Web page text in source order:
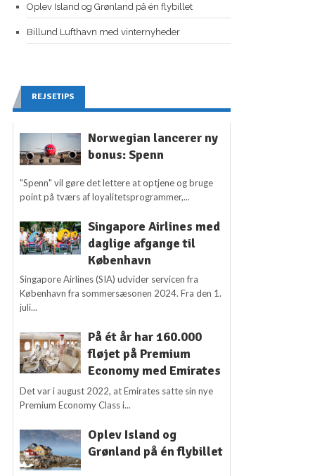
Oplev Island og Grønland på én flybillet
Billund Lufthavn med vinternyheder
REJSETIPS
Norwegian lancerer ny
bonus: Spenn
"Spenn" vil gøre det lettere at optjene og bruge
point på tværs af loyalitetsprogrammer,...
Singapore Airlines med
daglige afgange til
København
Singapore Airlines (SIA) udvider servicen fra
København fra sommersæsonen 2024. Fra den 1.
juli...
På ét år har 160.000
fløjet på Premium
Economy med Emirates
Det var i august 2022, at Emirates satte sin nye
Premium Economy Class i...
Oplev Island og
Grønland på én flybillet